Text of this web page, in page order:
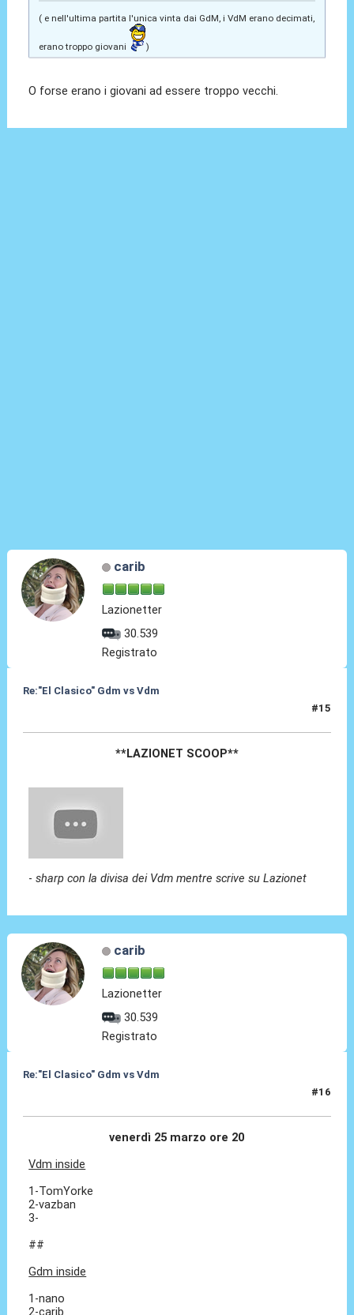
( e nell'ultima partita l'unica vinta dai GdM, i VdM erano decimati,
erano troppo giovani )
O forse erano i giovani ad essere troppo vecchi.
carib
Lazionetter
30.539
Registrato
Re:"El Clasico" Gdm vs Vdm
#15
**LAZIONET SCOOP**
-sharp con la divisa dei Vdm mentre scrive su Lazionet
carib
Lazionetter
30.539
Registrato
Re:"El Clasico" Gdm vs Vdm
#16
venerdì 25 marzo ore 20
Vdm inside
1-TomYorke
2-vazban
3-
##
Gdm inside
1-nano
2-carib